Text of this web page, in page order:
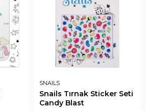
SNAILS
Snails Tırnak Sticker Seti
Candy Blast